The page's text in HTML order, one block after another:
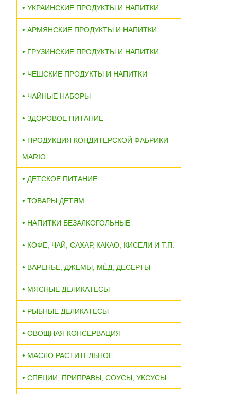
УКРАИНСКИЕ ПРОДУКТЫ И НАПИТКИ
АРМЯНСКИЕ ПРОДУКТЫ И НАПИТКИ
ГРУЗИНСКИЕ ПРОДУКТЫ И НАПИТКИ
ЧЕШСКИЕ ПРОДУКТЫ И НАПИТКИ
ЧАЙНЫЕ НАБОРЫ
ЗДОРОВОЕ ПИТАНИЕ
ПРОДУКЦИЯ КОНДИТЕРСКОЙ ФАБРИКИ
MARIO
ДЕТСКОЕ ПИТАНИЕ
ТОВАРЫ ДЕТЯМ
НАПИТКИ БЕЗАЛКОГОЛЬНЫЕ
КОФЕ, ЧАЙ, САХАР, КАКАО, КИСЕЛИ И Т.П.
ВАРЕНЬЕ, ДЖЕМЫ, МЁД, ДЕСЕРТЫ
МЯСНЫЕ ДЕЛИКАТЕСЫ
РЫБНЫЕ ДЕЛИКАТЕСЫ
ОВОЩНАЯ КОНСЕРВАЦИЯ
МАСЛО РАСТИТЕЛЬНОЕ
СПЕЦИИ, ПРИПРАВЫ, СОУСЫ, УКСУСЫ